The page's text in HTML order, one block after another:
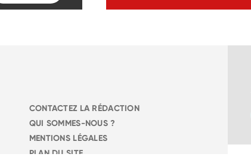
CONTACTEZ LA RÉDACTION
QUI SOMMES-NOUS ?
MENTIONS LÉGALES
PLAN DU SITE